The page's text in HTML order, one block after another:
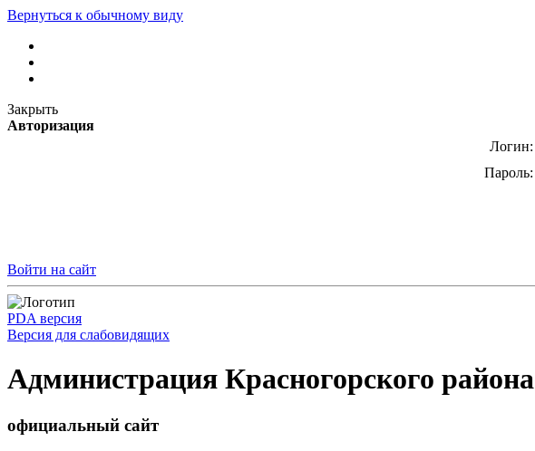
Вернуться к обычному виду
Закрыть
Авторизация
Логин:
Пароль:
Войти на сайт
PDA версия
Версия для слабовидящих
Администрация Красногорского района
официальный сайт